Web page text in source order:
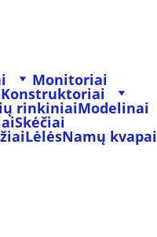
Monitoriai
Konstruktoriai
rinkiniaiModelinai
Skėčiai
LėlėsNamų kvapai